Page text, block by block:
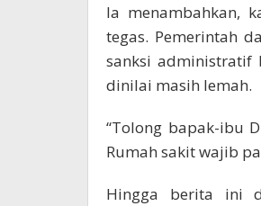
Ia menambahkan,
tegas. Pemerintah
sanksi administratif
dinilai masih lemah.
“Tolong bapak-ibu
Rumah sakit wajib
Hingga berita ini